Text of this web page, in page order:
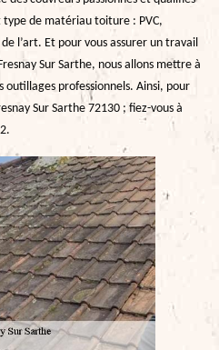
de matériau toiture : PVC,
l’art. Et pour vous assurer un travail
Sur Sarthe, nous allons mettre à
outillages professionnels. Ainsi, pour
Sur Sarthe 72130 ; fiez-vous à